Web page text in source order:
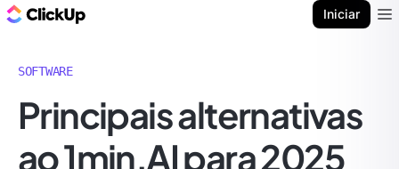
Iniciar
SOFTWARE
Principais alternativas
ao 1min.AI para 2025